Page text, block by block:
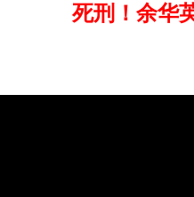
死刑！余华